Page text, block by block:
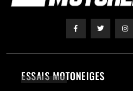
montagne la plus féroce de Finlande
Pour nous suivre